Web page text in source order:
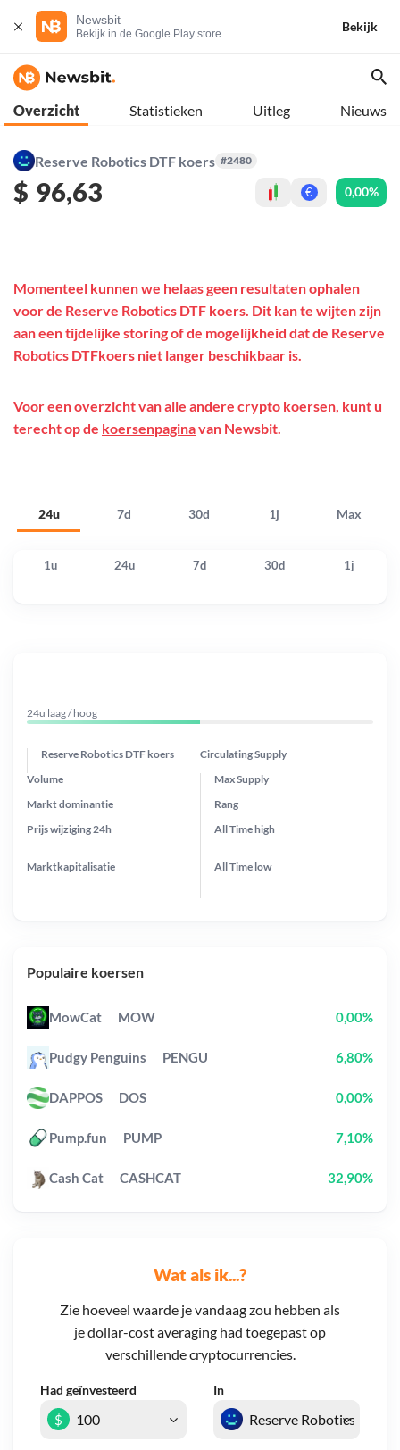
Newsbit
Bekijk in de Google Play store
Bekijk
Overzicht Statistieken Uitleg Nieuws
Reserve Robotics DTF koers #2480
$ 96,63 € 0,00%
24u 7d 30d 1j Max
Momenteel kunnen we helaas geen resultaten ophalen
voor de Reserve Robotics DTF koers. Dit kan te wijten zijn
aan een tijdelijke storing of de mogelijkheid dat de Reserve
Robotics DTFkoers niet langer beschikbaar is.
Voor een overzicht van alle andere crypto koersen, kunt u
terecht op de koersenpaginavan Newsbit.
1u 24u 7d 30d 1j
Wat als ik...?
Zie hoeveel waarde je vandaag zou hebben als
je dollar-cost averaging had toegepast op
verschillende cryptocurrencies.
Had geïnvesteerd In
$
24u laag / hoog
Reserve Robotics DTF koers Circulating Supply
Prijs wijziging 24h
Max Supply
Markt dominantie
Marktkapitalisatie
Volume
Rang
All Timehigh
All Time low
Populaire koersen
MowCat MOW 0,00%
Pudgy Penguins PENGU 6,80%
DAPPOS DOS 0,00%
Pump.fun PUMP 7,10%
Cash Cat CASHCAT 32,90%